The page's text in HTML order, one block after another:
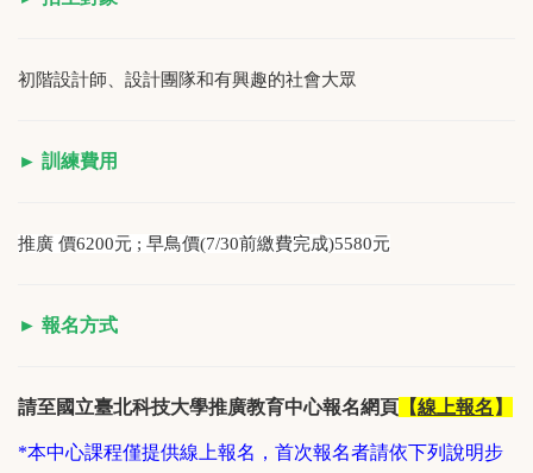
初階設計師、設計團隊和有興趣的社會大眾
► 訓練費用
推廣 價6200元 ; 早鳥價(7/30前繳費完成)5580元
► 報名方式
請至國立臺北科技大學推廣教育中心報名網頁 【線上報名 】
*本中心課程僅提供線上報名，首次報名者請依下列說明步